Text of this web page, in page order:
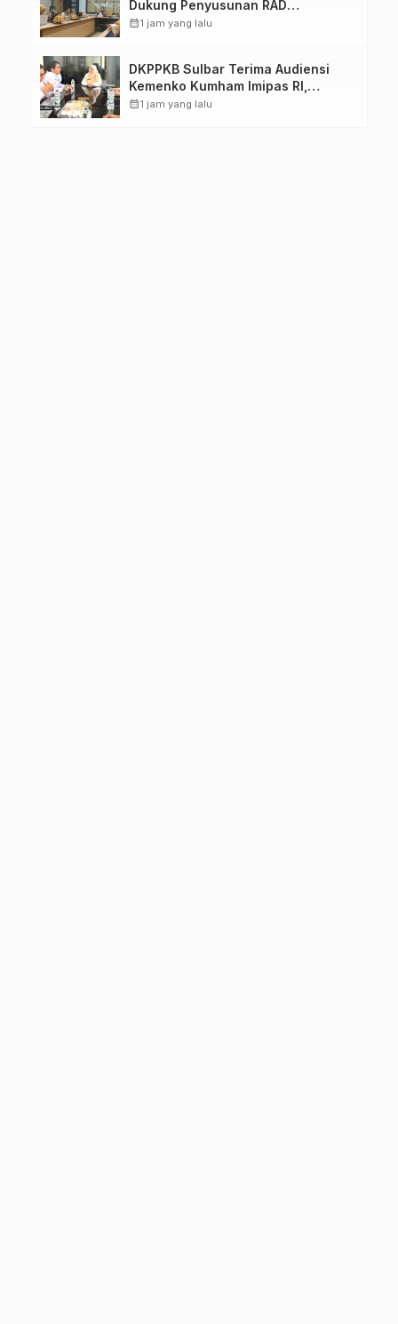
Dukung Penyusunan RAD
TPB/SDGs Sulawesi Barat
calendar_month1 jam yang lalu
DKPPKB Sulbar Terima Audiensi
Kemenko Kumham Imipas RI,
Perkuat Pelayanan Kesehatan bagi
calendar_month1 jam yang lalu